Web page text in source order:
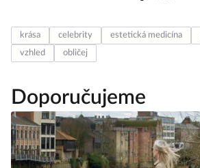
krása celebrity estetická medicína
vzhled
obličej
Doporučujeme